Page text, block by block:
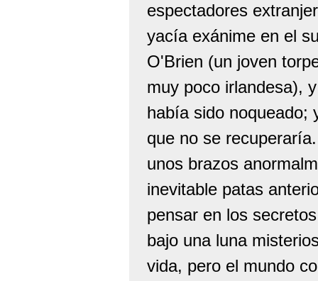
espectadores
yacía exánime en el
O'Brien (un joven
muy poco irlandesa),
había sido noqueado;
que no se
unos brazos
inevitable patas
pensar en los
bajo una luna
vida, pero el mundo